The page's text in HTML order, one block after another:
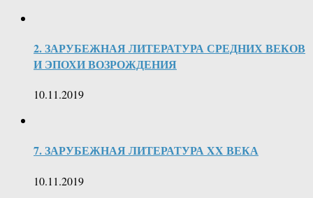
2. ЗАРУБЕЖНАЯ ЛИТЕРАТУРА СРЕДНИХ ВЕКОВ
И ЭПОХИ ВОЗРОЖДЕНИЯ
10.11.2019
7. ЗАРУБЕЖНАЯ ЛИТЕРАТУРА XX ВЕКА
10.11.2019